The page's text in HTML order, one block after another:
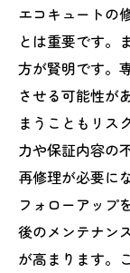
エコキュートの
とは重要です。
方が賢明です。
させる可能性が
まうこともリス
力や保証内容の
再修理が必要に
フォローアップ
後のメンテナン
が高まります。